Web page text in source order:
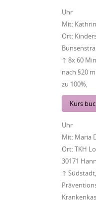
Uhr
Mit:
Ort:
↑ 8x 60
nach §20
zu 100%,
Kurs
Uhr
Mit: Maria
Ort:TKH
30171
↑